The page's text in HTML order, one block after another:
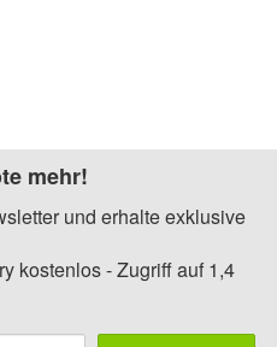
mehr!
und erhalte exklusive
kostenlos - Zugriff auf 1,4